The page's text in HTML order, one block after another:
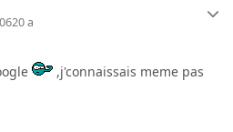
20 a
,j'connaissais meme pas